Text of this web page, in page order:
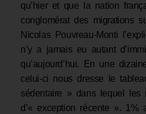
qu’hier et que la nation
conglomérat des migrations
Nicolas Pouvreau-Monti
n’y a jamais eu autant
qu’aujourd’hui. En une
celui-ci nous dresse le
sédentaire » dans lequel les
d’« exception récente ». 1%